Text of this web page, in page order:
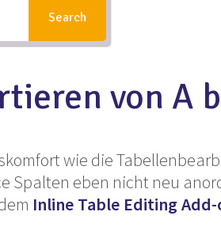
Search
von A
wie die
Spalten eben nicht neu
Inline Table Editing Add-